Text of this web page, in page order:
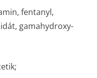
fentanyl,
gamahydroxy-